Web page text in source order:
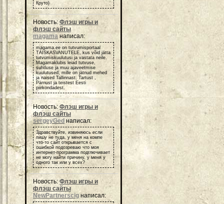
Круто)
Новость:Флэш игры и
флэш сайты
magama написал:
magama.ee on tutvumisportaal
TÄISKASVANUTELE, kus võid jätta
tutvumiskuulutusi ja vastata neile.
Magamaklubis leiad tutvuse,
suhtluse ja muu ajaveetmise
kuulutused, mille on jätnud mehed
ja naised Tallinnast, Tartust ,
Pärnust ja teistest Eesti
piirkondadest.
Новость: Флэш игры и
флэш сайты
sergeyGed написал:
Здравствуйте, извиняюсь если
пишу не туда, у меня на компе
что-то сайт открывается с
ошибкой подозреваю что моя
интернет-программа подглючивает
не могу найти причину, у меня у
одного так или у всех?
Новость: Флэш игры и
флэш сайты
NewPartnerscig написал: